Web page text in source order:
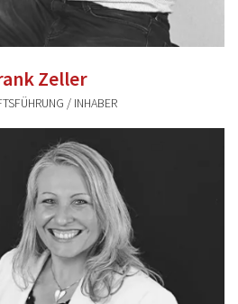
Zeller
/ INHABER
kommunikation.de
0941 591896 60